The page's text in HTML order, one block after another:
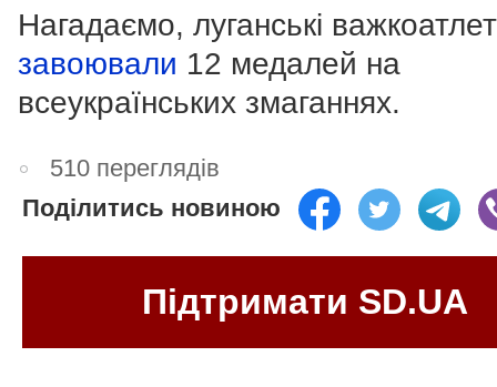
Нагадаємо, луганські
завоювали 12 медалей на
всеукраїнських змаганнях.
510 переглядів
Поділитись новиною
Підтримати SD.UA